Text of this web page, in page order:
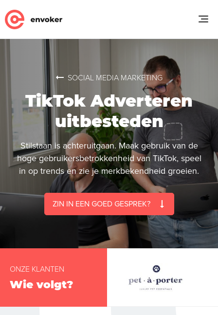
SOCIAL MEDIA MARKETING
TikTok Adverteren
uitbesteden
Stilstaan is achteruitgaan. Maak gebruik van de
hoge gebruikersbetrokkenheid van TikTok, speel
in op trends en zie je merkbekendheid groeien.
ZIN IN EEN GOED GESPREK?
ONZE KLANTEN
Wie volgt?